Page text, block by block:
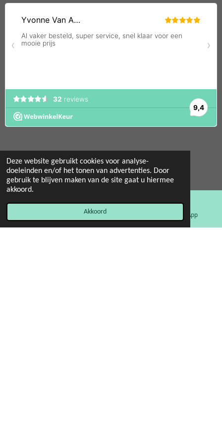
Deze website gebruikt cookies voor analyse-
doeleinden en/of het tonen van advertenties. Door
gebruik te blijven maken van de site gaat u hiermee
akkoord.
Akkoord
© 2022 - 2026 Mint 11 giftstore
Powered by JouwWeb
Facebook WhatsApp